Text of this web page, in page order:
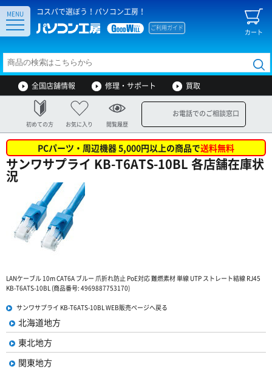
コスパで選ぼう！パソコン工房！
カート
ご利用ガイド
MENU
全国店舗情報 修理・サポート 買取
初めての方 お気に入り 閲覧履歴
お電話でのご相談窓口
PCパーツ・周辺機器 5,000円以上の商品で送料無料
サンワサプライ KB-T6ATS-10BL 各店舗在庫状
況
LANケーブル 10m CAT6A ブルー 爪折れ防止 PoE対応 難燃素材 単線 UTP ストレート結線 RJ45
KB-T6ATS-10BL (商品番号: 4969887753170)
サンワサプライ KB-T6ATS-10BL WEB販売ページへ戻る
北海道地方
東北地方
関東地方